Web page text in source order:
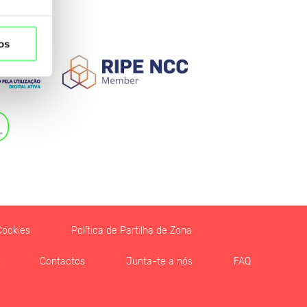
Política de Partilha de Zona
Contactos Junta-te a nós FAQ